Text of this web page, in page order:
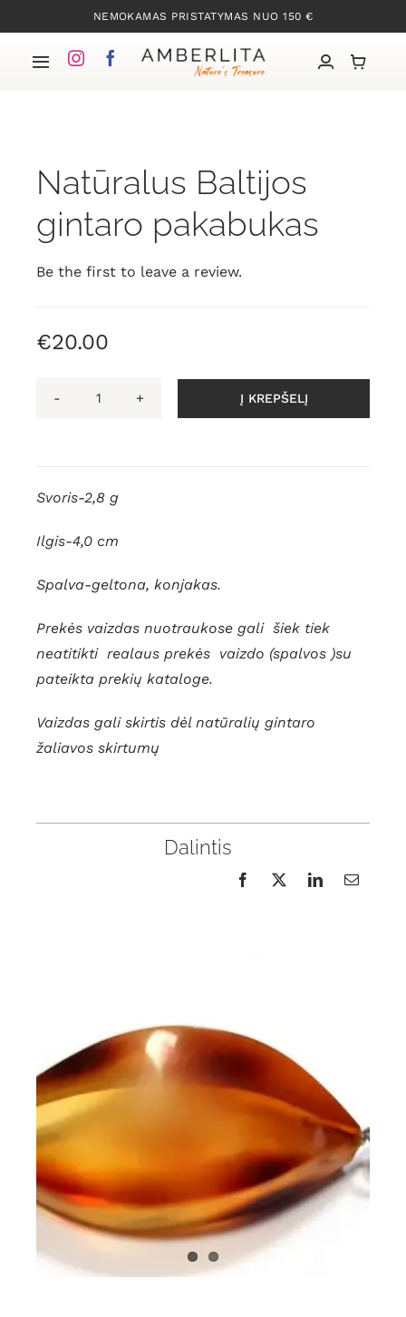
to
content
NEMOKAMAS PRISTATYMAS NUO 150 €
Toggle
Mūsų kolekcijos
Apie Gintarą
Mūsų istorija
Natūralus Baltijos
gintaro pakabukas
Be the first to leave a review.
€20.00
gintaro
Į KREPŠELĮ
Svoris-2,8 g
Ilgis-4,0 cm
Spalva-geltona, konjakas.
Prekės vaizdas nuotraukose gali šiek tiek
neatitikti realaus prekės vaizdo (spalvos )su
pateikta prekių kataloge.
Vaizdas gali skirtis dėl natūralių gintaro
žaliavos skirtumų
Dalintis